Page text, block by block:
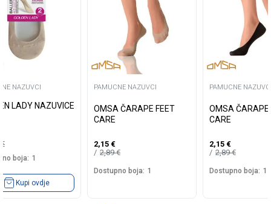
NAZUVCI
LADY NAZUVICE
€
boja: 1
Kupi ovdje
PAMUCNE NAZUVCI
OMSA ČARAPE FEET
CARE
2,15 €
2,89€
Dostupno boja: 1
PAMUCNE
OMSA ČARAPE
CARE
2,15 €
2,89€
Dostupno boja: 1